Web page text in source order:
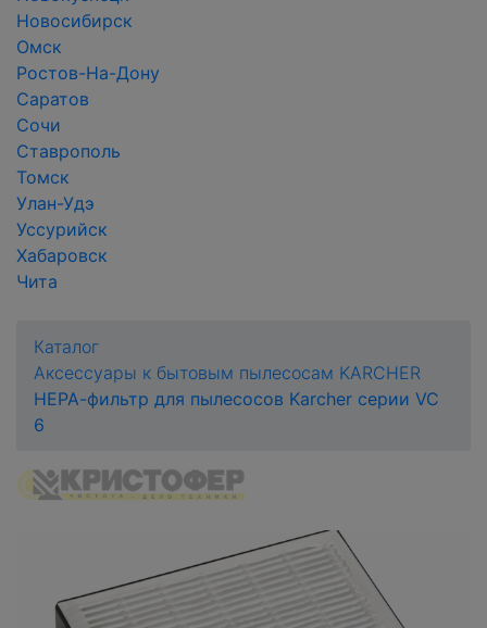
Новосибирск
Омск
Ростов-На-Дону
Саратов
Сочи
Ставрополь
Томск
Улан-Удэ
Уссурийск
Хабаровск
Чита
Каталог
Аксессуары к бытовым пылесосам KARCHER
НЕРА-фильтр для пылесосов Karcher серии VC
6